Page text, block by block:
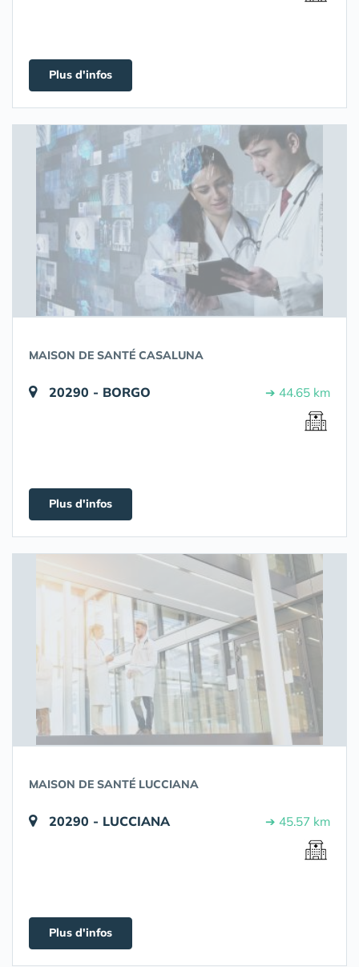
Plus d'infos
MAISON DE SANTÉ CASALUNA
20290 - BORGO ➔ 44.65 km
Plus d'infos
MAISON DE SANTÉ LUCCIANA
20290 - LUCCIANA ➔ 45.57 km
Plus d'infos